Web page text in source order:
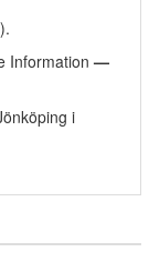
Information —
i